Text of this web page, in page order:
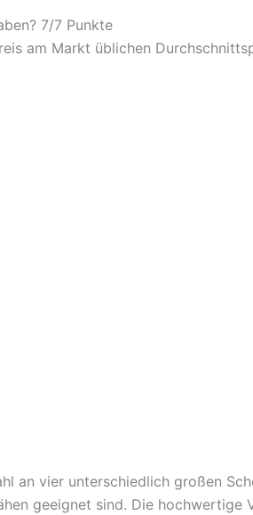
7/7 Punkte
am Markt üblichen
an vier unterschiedlich großen
geeignet sind. Die hochwertige